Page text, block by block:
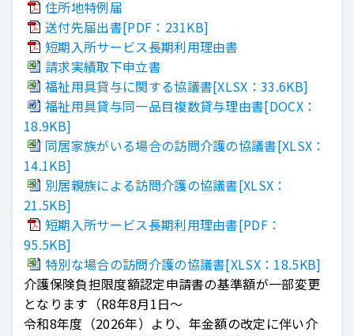
住所地特例届
送付先届出書[PDF：231KB]
短期入所サービス長期利用理由書
請求実績取下申立書
福祉用具貸与に関する協議書[XLSX：33.6KB]
福祉用具貸与同一品目複数貸与理由書[DOCX：
18.9KB]
同居家族がいる場合の訪問介護の協議書[XLSX：
14.1KB]
別居親族による訪問介護の協議書[XLSX：
21.5KB]
短期入所サービス長期利用理由書[PDF：
95.5KB]
特別な場合の訪問介護の協議書[XLSX：18.5KB]
介護保険負担限度額認定申請書の基準額が一部変更
となります（R8年8月1日～
令和8年度（2026年）より、年金額の改定に伴い介